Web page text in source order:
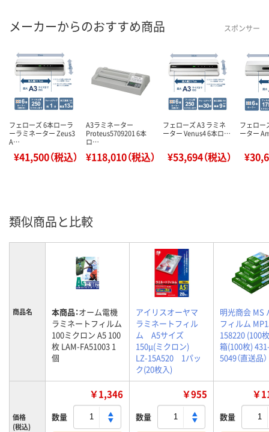
メーカーからのおすすめ商品 スポンサー
フェローズ 6本ローラ
ーラミネーター Zeus3
A…
¥41,500（税込）
A3ラミネーター
Proteus5709201 6本
ロ…
¥118,010（税込）
フェローズ A3 ラミネ
ーター Venus4 6本ロ…
¥53,694（税込）
フェロー
ーター
類似商品と比較
商品名 本商品：オーム電機
ラミネートフィルム
100ミクロン A5 100
枚 LAM-FA51003 1
個
アイリスオーヤマ
ラミネートフィル
ム A5サイズ
150μ(ミクロン)
LZ-15A520 1パッ
ク(20枚入)
明光商会 MS
フィルム
158220 (100
箱(100枚)
5049（直送品）
価格
(税込)
￥1,346
数量
￥955
数量
￥
数量